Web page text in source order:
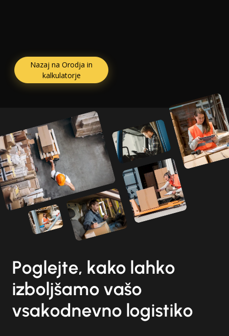
Nazaj na Orodja in
kalkulatorje
Poglejte, kako lahko
izboljšamo vašo
vsakodnevno logistiko